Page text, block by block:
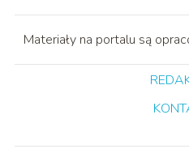
Materiały na portalu są